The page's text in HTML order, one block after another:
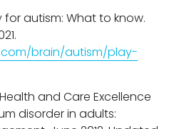
for autism: What to know.
brain/autism/play-
and Care Excellence
disorder in adults: